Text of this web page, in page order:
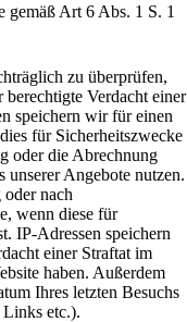
gemäß Art 6 Abs. 1 S. 1
zu überprüfen,
Verdacht einer
speichern wir für einen
für Sicherheitszwecke
oder die Abrechnung
Angebote nutzen.
nach
wenn diese für
IP-Adressen speichern
einer Straftat im
haben. Außerdem
Ihres letzten Besuchs
etc.).